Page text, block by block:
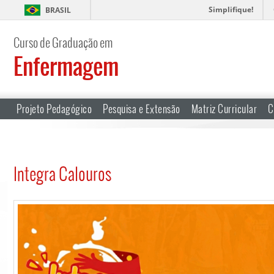
BRASIL Simplifique!
Curso de Graduação em
Enfermagem
Projeto Pedagógico Pesquisa e Extensão Matriz Curricular
Integra Calouros